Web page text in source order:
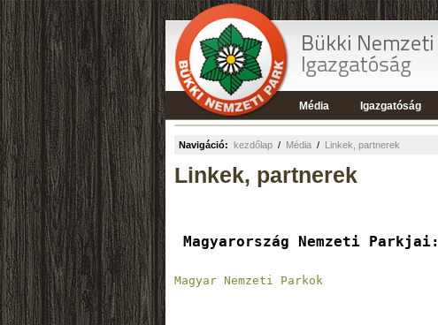
Média Igazgatóság
Navigáció: kezdőlap / Média / Linkek, partnerek
Linkek, partnerek
Magyarország Nemzeti Parkjai:
Magyar Nemzeti Parkok